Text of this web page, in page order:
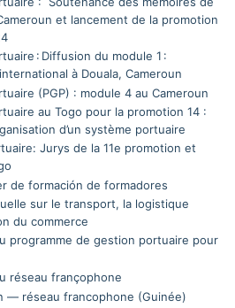
et lancement de la promotion
: Diffusion du module 1 :
à Douala, Cameroun
(PGP) : module 4 au Cameroun
au Togo pour la promotion 14 :
d’un système portuaire
Jurys de la 11e promotion et
de formación de formadores
sur le transport, la logistique
du commerce
programme de gestion portuaire pour
réseau françophone
— réseau francophone (Guinée)